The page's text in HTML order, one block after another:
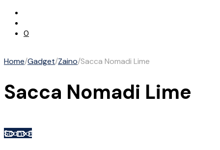
0
Home/Gadget/Zaino/Sacca Nomadi Lime
Sacca Nomadi Lime
Sconto!